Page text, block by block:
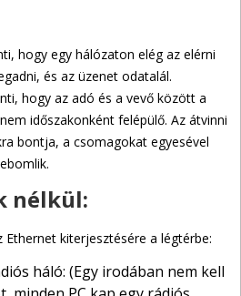
hogy egy hálózaton elég az elérni
és az üzenet odatalál.
hogy az adó és a vevő között a
időszakonként felépülő. Az átvinni
bontja, a csomagokat egyesével
nélkül:
kiterjesztésére a légtérbe:
háló: (Egy irodában nem kell